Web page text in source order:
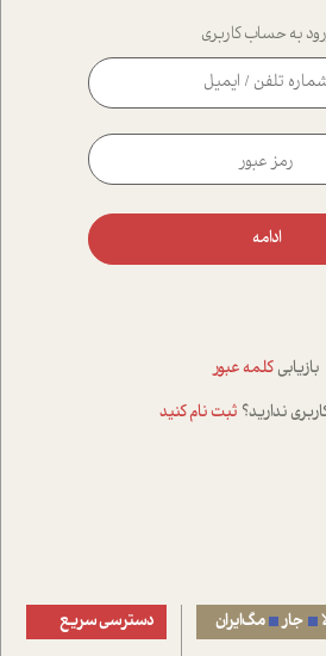
به حساب کاربری
ادامه
بازیابی کلمه عبور
ندارید؟ ثبت نام کنید
جار مگ‌ایران دسترسی سریع